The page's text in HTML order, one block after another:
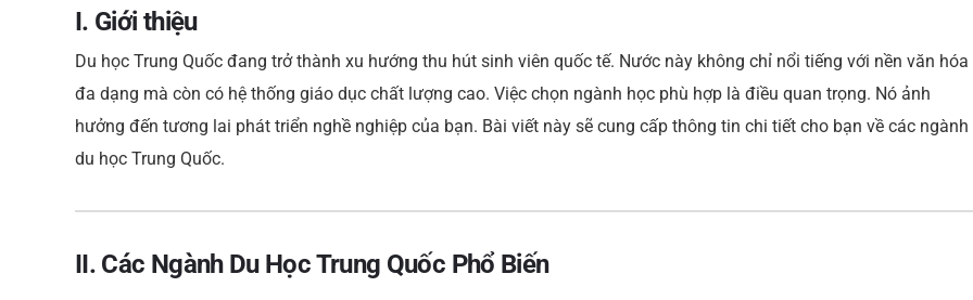
I. Giới thiệu
Du học Trung Quốc đang trở thành xu hướng thu hút sinh viên quốc tế. Nước này không chỉ nổi tiếng với nền văn hóa
đa dạng mà còn có hệ thống giáo dục chất lượng cao. Việc chọn ngành học phù hợp là điều quan trọng. Nó ảnh
hưởng đến tương lai phát triển nghề nghiệp của bạn. Bài viết này sẽ cung cấp thông tin chi tiết cho bạn về các ngành
du học Trung Quốc.
II. Các Ngành Du Học Trung Quốc Phổ Biến